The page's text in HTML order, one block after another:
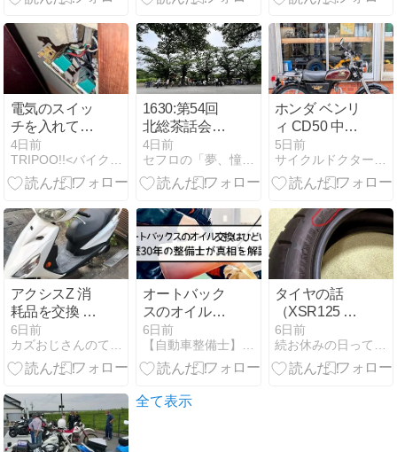
電気のスイッ
チを入れても
電気が点かな
い？原因は何
だった？
4日前
TRIPOO!!<バイク・釣り･自転車・写真>
1630:第54回
北総茶話会
③(4563)
4日前
セフロの「夢、憧れ、そして現実」
ホンダ ベンリ
ィ CD50 中古
車！
5日前
サイクルドクターそりまち
アクシスZ 消
耗品を交換 そ
の２ タイヤ持
込み交換
6日前
カズおじさんのてきとう日記
オートバック
スのオイル交
換はひどい？
歴30年の整備
士が真相を解
6日前
【自動車整備士】GAMの頭の中
タイヤの話
（XSR125 純
正タイヤが入
手できなくて
迷走中）
6日前
続お休みの日って何してる？２輪編
全て表示